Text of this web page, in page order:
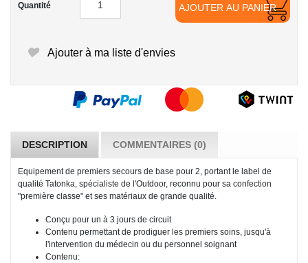
Quantité AJOUTER AU PANIER
Ajouter à ma liste d'envies
DESCRIPTION COMMENTAIRES (0)
Equipement de premiers secours de base pour 2, portant le label de
qualité Tatonka, spécialiste de l'Outdoor, reconnu pour sa confection
"première classe" et ses matériaux de grande qualité.
Conçu pour un à 3 jours de circuit
Contenu permettant de prodiguer les premiers soins, jusqu'à
l'intervention du médecin ou du personnel soignant
Contenu: